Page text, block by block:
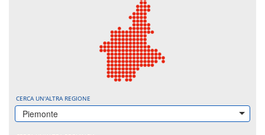
CERCA UN'ALTRA REGIONE
Piemonte